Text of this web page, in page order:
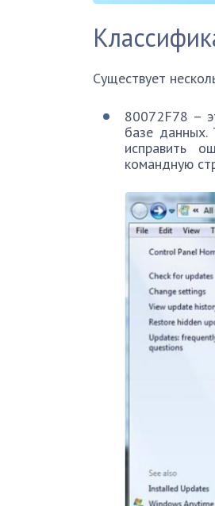
Существует
80072F78 –
базе
исправить
командную